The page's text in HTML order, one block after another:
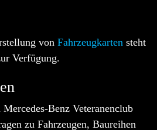
von Fahrzeugkarten steht
Verfügung.
Benz Veteranenclub
zu Fahrzeugen, Baureihen